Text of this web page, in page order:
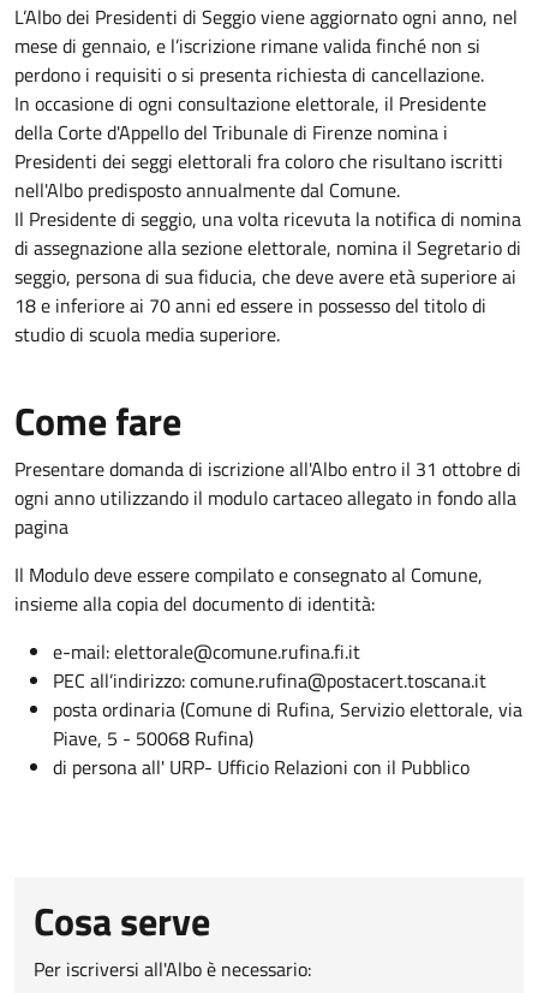
L’Albo dei Presidenti di Seggio viene aggiornato ogni anno, nel
mese di gennaio, e l’iscrizione rimane valida finché non si
perdono i requisiti o si presenta richiesta di cancellazione.
In occasione di ogni consultazione elettorale, il Presidente
della Corte d'Appello del Tribunale di Firenze nomina i
Presidenti dei seggi elettorali fra coloro che risultano iscritti
nell'Albo predisposto annualmente dal Comune.
Il Presidente di seggio, una volta ricevuta la notifica di nomina
di assegnazione alla sezione elettorale, nomina il Segretario di
seggio, persona di sua fiducia, che deve avere età superiore ai
18 e inferiore ai 70 anni ed essere in possesso del titolo di
studio di scuola media superiore.
Come fare
Presentare domanda di iscrizione all'Albo entro il 31 ottobre di
ogni anno utilizzando il modulo cartaceo allegato in fondo alla
pagina
Il Modulo deve essere compilato e consegnato al Comune,
insieme alla copia del documento di identità:
e-mail: elettorale@comune.rufina.fi.it
PEC all’indirizzo: comune.rufina@postacert.toscana.it
posta ordinaria (Comune di Rufina, Servizio elettorale, via
Piave, 5 - 50068 Rufina)
di persona all' URP- Ufficio Relazioni con il Pubblico
Cosa serve
Per iscriversi all'Albo è necessario: